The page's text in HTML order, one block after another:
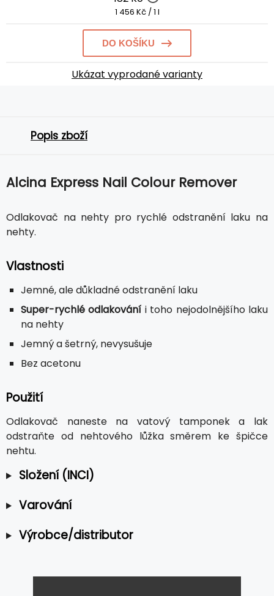
1 456 Kč / 1 l
DO KOŠÍKU
Ukázat vyprodané varianty
Popis zboží
Alcina Express Nail Colour Remover
Odlakovač na nehty pro rychlé odstranění laku na
nehty.
Vlastnosti
Jemné, ale důkladné odstranění laku
Super-rychlé odlakování i toho nejodolnějšího laku
na nehty
Jemný a šetrný, nevysušuje
Bez acetonu
Použití
Odlakovač naneste na vatový tamponek a lak
odstraňte od nehtového lůžka směrem ke špičce
nehtu.
Složení (INCI)
Varování
Výrobce/distributor